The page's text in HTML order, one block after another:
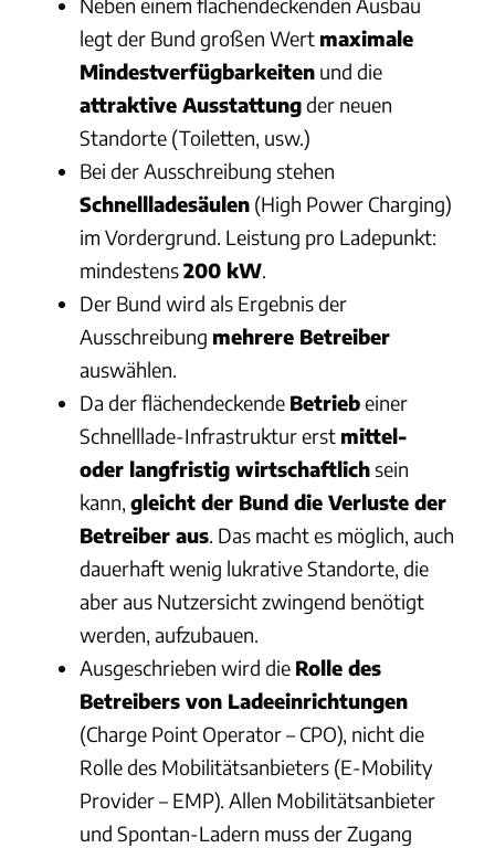
legt der Bund großen Wert maximale
Mindestverfügbarkeiten und die
attraktive Ausstattungder neuen
Standorte (Toiletten, usw.)
Bei der Ausschreibung stehen
Schnellladesäulen (High Power Charging)
im Vordergrund. Leistung pro Ladepunkt:
mindestens200 kW.
Der Bund wird als Ergebnis der
Ausschreibung mehrere Betreiber
auswählen.
Da der flächendeckende Betriebeiner
Schnelllade-Infrastruktur erst mittel-
oder langfristig wirtschaftlichsein
kann, gleicht der Bund die Verluste der
Betreiber aus. Das macht es möglich, auch
dauerhaft wenig lukrative Standorte, die
aber aus Nutzersicht zwingend benötigt
werden, aufzubauen.
Ausgeschrieben wird die Rolle des
Betreibers von Ladeeinrichtungen
(Charge Point Operator – CPO), nicht die
Rolle des Mobilitätsanbieters (E-Mobility
Provider – EMP). Allen Mobilitätsanbieter
und Spontan-Ladern muss der Zugang